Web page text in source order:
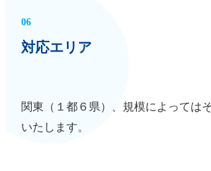
06
対応エリア
関東（１都６県）、規模によっては
いたします。